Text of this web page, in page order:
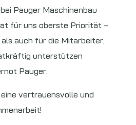
Pauger Maschinenbau
für uns oberste Priorität –
auch für die Mitarbeiter,
unterstützen
Pauger.
vertrauensvolle und